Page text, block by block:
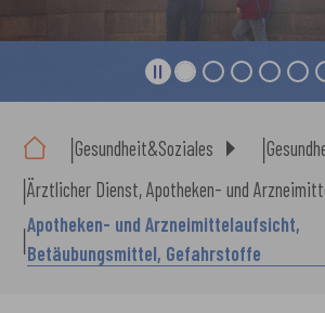
Gesundheit&Soziales
Ärztlicher Dienst, Apotheken- und
Apotheken- und Arzneimittelaufsicht,
Betäubungsmittel, Gefahrstoffe